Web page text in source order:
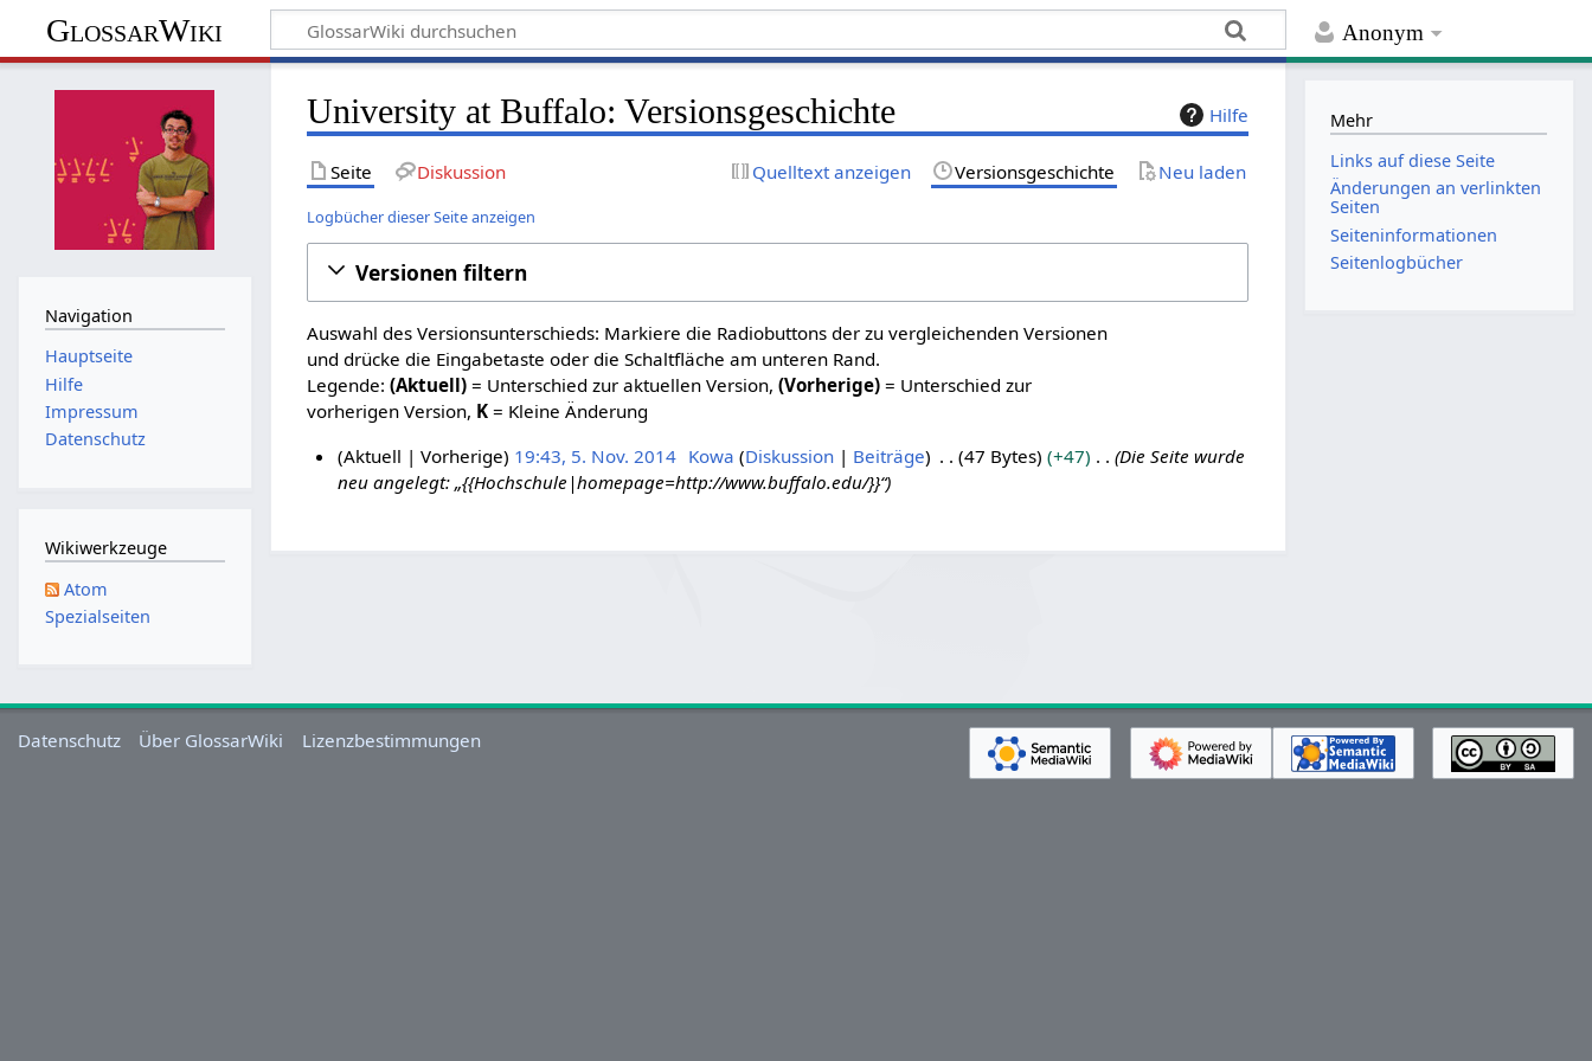
Anonym
GlossarWiki
Hilfe
University at Buffalo: Versionsgeschichte
Seite Diskussion Quelltext anzeigen Versionsgeschichte Neu laden
Logbücher dieser Seite anzeigen
Versionen filtern
Auswahl des Versionsunterschieds: Markiere die Radiobuttons der zu vergleichenden Versionen
und drücke die Eingabetaste oder die Schaltfläche am unteren Rand.
Legende:(Aktuell) = Unterschied zur aktuellen Version,(Vorherige) = Unterschied zur
vorherigen Version, K = Kleine Änderung
e
r
Aktuell Vorherige 19:43, 5. Nov. 2014 Kowa Diskussion Beiträge 47 Bytes +47
Die Seite wurde
neu angelegt: „{{Hochschule|homepage=http://www.buffalo.edu/}}“
Navigation
Hauptseite
Hilfe
Impressum
Datenschutz
Wikiwerkzeuge
Atom
Spezialseiten
Mehr
Links auf diese Seite
Änderungen an verlinkten
Seiten
Seiten­­informationen
Seitenlogbücher
Datenschutz Über GlossarWiki Lizenzbestimmungen